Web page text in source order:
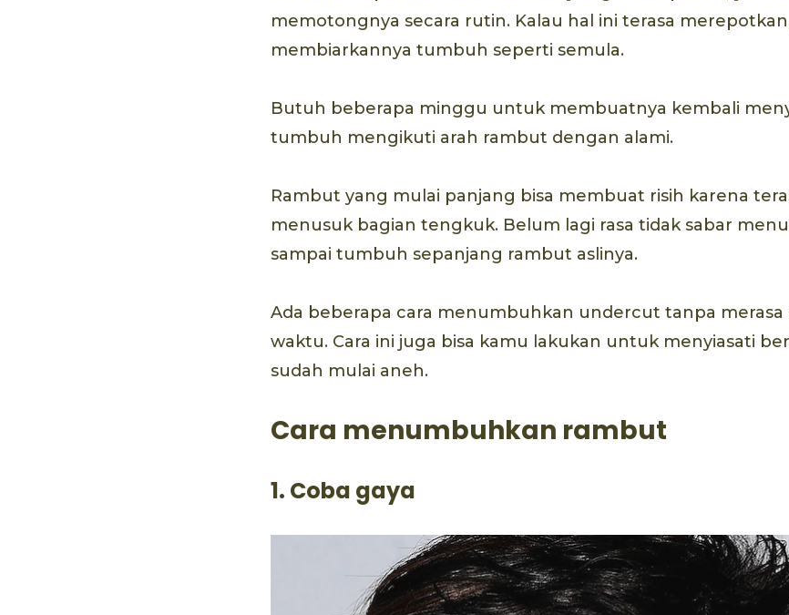
memotongnya secara rutin. Kalau hal ini terasa
membiarkannya tumbuh seperti semula.
Butuh beberapa minggu untuk membuatnya kembali
tumbuh mengikuti arah rambut dengan alami.
Rambut yang mulai panjang bisa membuat risih karena
menusuk bagian tengkuk. Belum lagi rasa tidak sabar
sampai tumbuh sepanjang rambut aslinya.
Ada beberapa cara menumbuhkan undercut tanpa merasa
waktu. Cara ini juga bisa kamu lakukan untuk menyiasati
sudah mulai aneh.
Cara menumbuhkan rambut
1. Coba gaya